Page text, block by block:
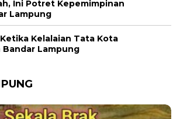
Ini Potret Kepemimpinan
Lampung
Kelalaian Tata Kota
Lampung